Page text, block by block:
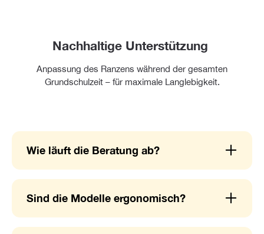
Nachhaltige Unterstützung
Anpassung des Ranzens während der gesamten
Grundschulzeit – für maximale Langlebigkeit.
Wie läuft die Beratung ab?
Sind die Modelle ergonomisch?